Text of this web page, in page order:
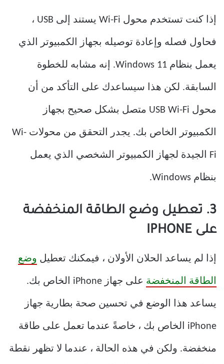
إذا كنت تستخدم محول Wi-Fi يستند إلى USB ،
فحاول فصله وإعادة توصيله بجهاز الكمبيوتر الذي
يعمل بنظام Windows 11. إنه مشابه للخطوة
السابقة. لكن هذا سيساعدك على التأكد من أن
محول USB Wi-Fi متصل بشكل صحيح بجهاز
الكمبيوتر الخاص بك. يجدر التحقق من محولات Wi-
Fi الجيدة لجهاز الكمبيوتر الشخصي الذي يعمل
بنظام Windows.
3. تعطيل وضع الطاقة المنخفضة
على IPHONE
إذا لم يساعد الحلان الأولان ، فيمكنك تعطيل وضع
الطاقة المنخفضة على جهاز iPhone الخاص بك.
يساعد هذا الوضع في تحسين صحة بطارية جهاز
iPhone الخاص بك ، خاصةً عندما تعمل على طاقة
منخفضة. ولكن في هذه الحالة ، عندما لا تظهر نقطة